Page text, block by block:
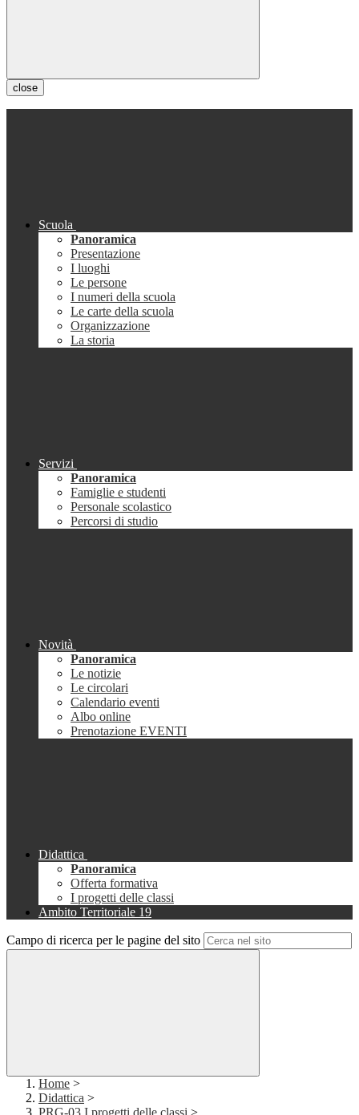
close
Scuola
Panoramica
Presentazione
I luoghi
Le persone
I numeri della scuola
Le carte della scuola
Organizzazione
La storia
Servizi
Panoramica
Famiglie e studenti
Personale scolastico
Percorsi di studio
Novità
Panoramica
Le notizie
Le circolari
Calendario eventi
Albo online
Prenotazione EVENTI
Didattica
Panoramica
Offerta formativa
I progetti delle classi
Ambito Territoriale 19
Campo di ricerca per le pagine del sito
Home >
Didattica >